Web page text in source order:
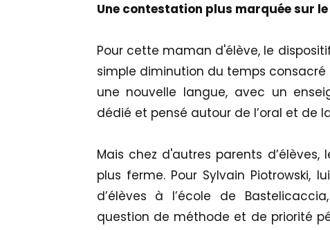
Une contestation plus marquée sur
Pour cette maman d'élève, le
simple diminution du temps
une nouvelle langue, avec un
dédié et pensé autour de l’oral et de
Mais chez d'autres parents
plus ferme. Pour Sylvain Piotrowski,
d’élèves à l’école de
question de méthode et de priorité